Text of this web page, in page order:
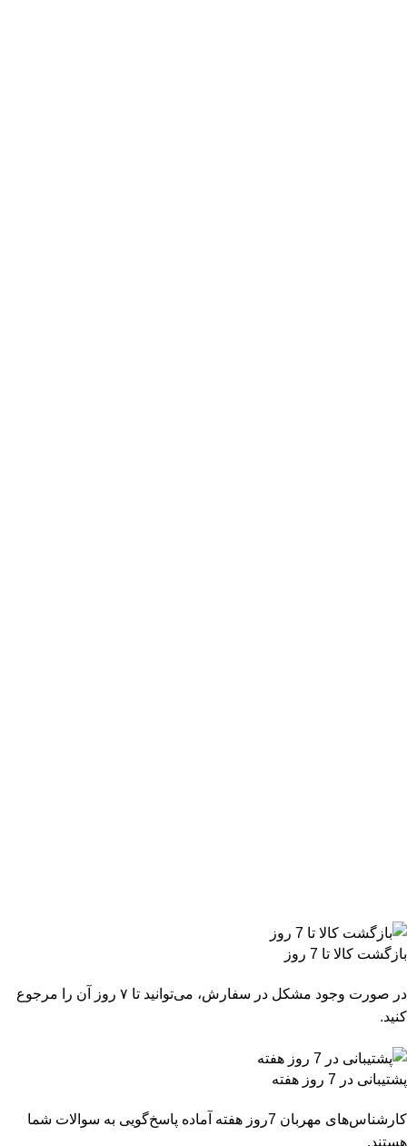
بازگشت کالا تا 7 روز
در صورت وجود مشکل در سفارش، می‌توانید تا ۷ روز آن را مرجوع
کنید.
پشتیبانی در 7 روز هفته
کارشناس‌های مهربان 7روز هفته آماده پاسخ‌گویی به سوالات شما
هستند.